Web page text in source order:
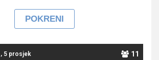
, 5 prosjek 11